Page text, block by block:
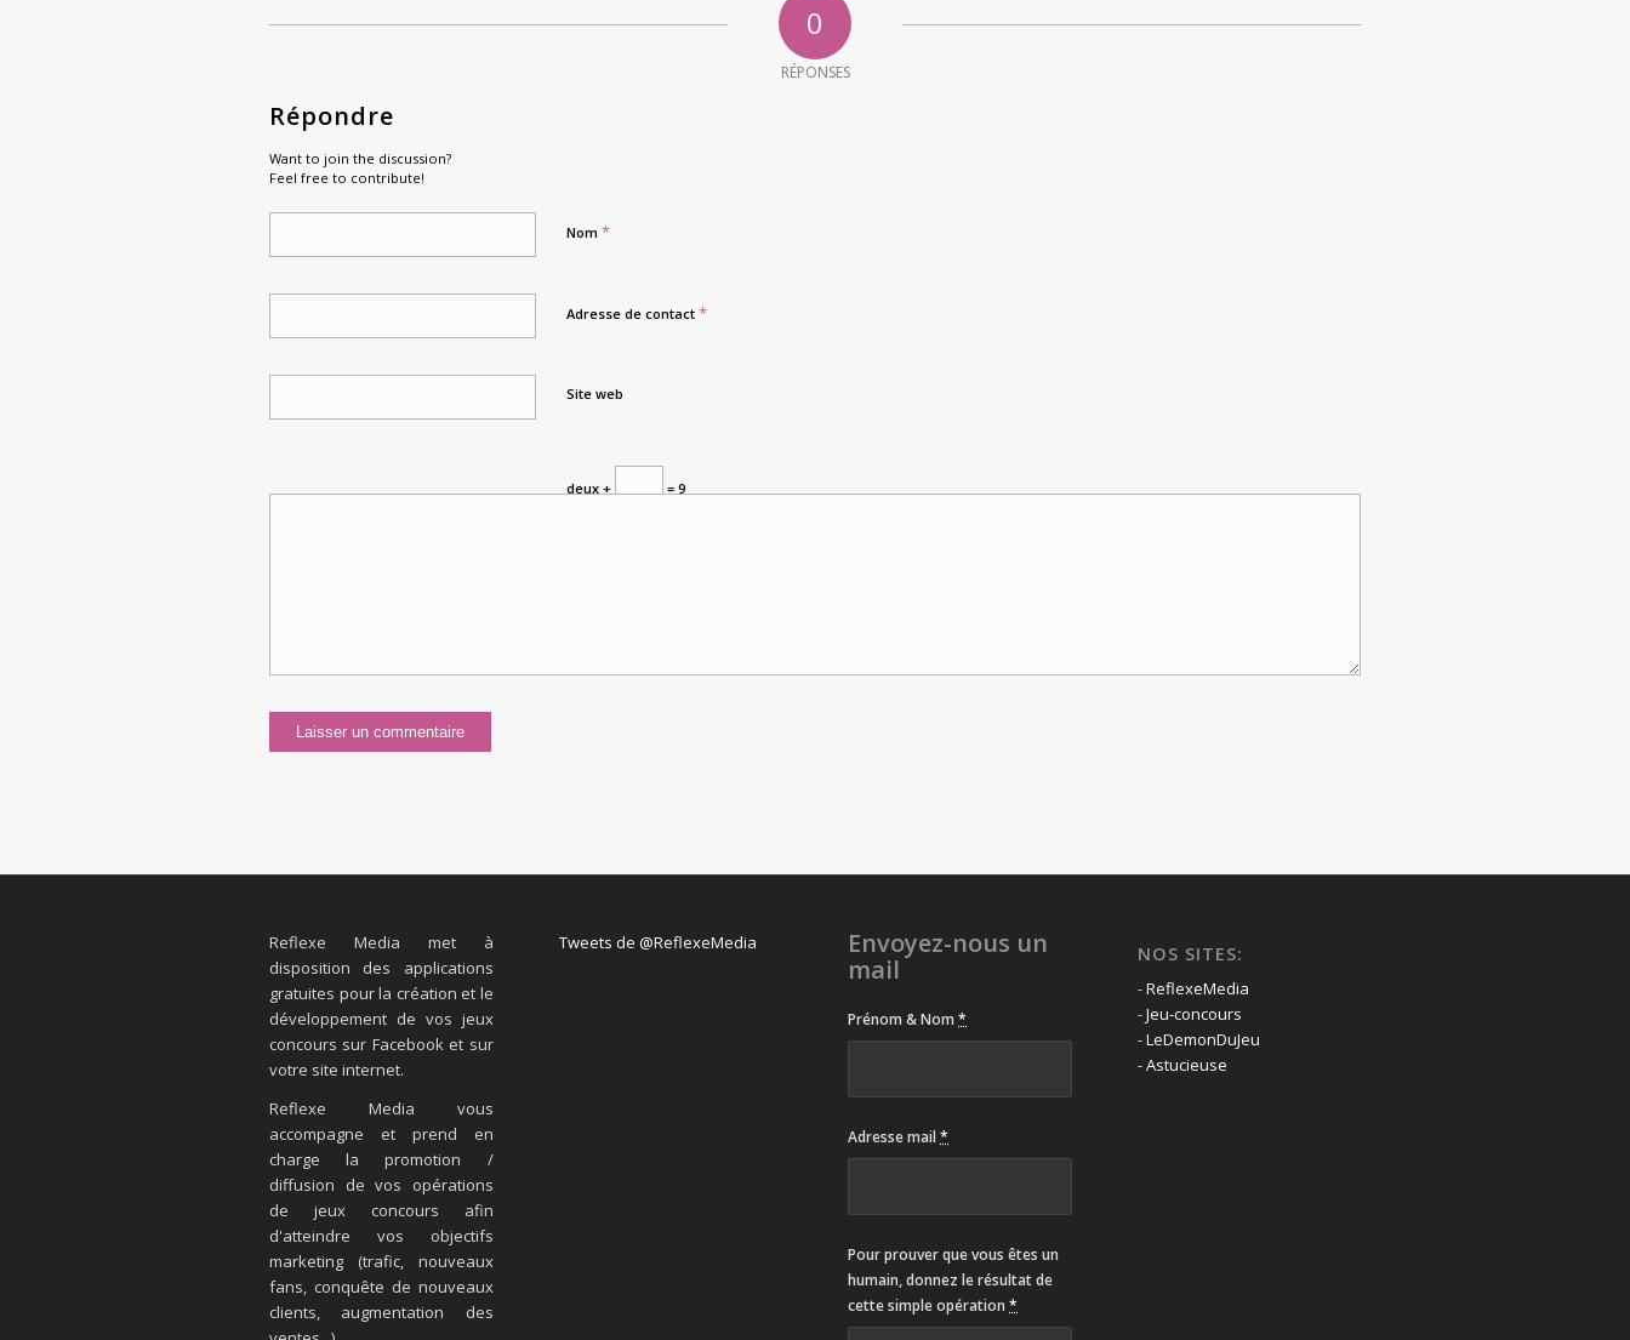
0
RÉPONSES
Répondre
Want to join the discussion?
Feel free to contribute!
Nom *
Adresse de contact *
Site web
deux + = 9
Reflexe Media met à
disposition des applications
gratuites pour la création et le
développement de vos jeux
concours sur Facebook et sur
votre site internet.
Reflexe Media vous
accompagne et prend en
charge la promotion /
diffusion de vos opérations
de jeux concours afin
d'atteindre vos objectifs
marketing (trafic, nouveaux
fans, conquête de nouveaux
clients, augmentation des
Tweets de @ReflexeMedia
Envoyez-nous un
mail
Prénom & Nom *
Adresse mail *
Pour prouver que vous êtes un
humain, donnez le résultat de
cette simple opération *
NOS SITES:
-ReflexeMedia
-Jeu-concours
-LeDemonDuJeu
-Astucieuse